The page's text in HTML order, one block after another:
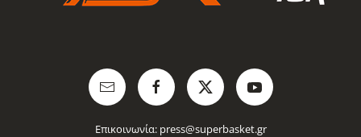
Επικοινωνία: press@superbasket.gr